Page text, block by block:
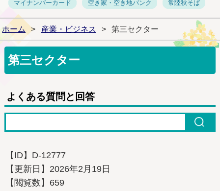
マイナンバーカード 空き家・空き地バンク 常陸秋そば
ホーム > 産業・ビジネス > 第三セクター
第三セクター
よくある質問と回答
【ID】 D-12777
【更新日】 2026年2月19日
【閲覧数】 659